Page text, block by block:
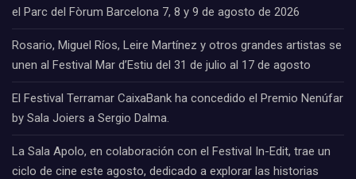
el Parc del Fòrum Barcelona 7, 8 y 9 de agosto de 2026
Rosario, Miguel Ríos, Leire Martínez y otros grandes artistas se
unen al Festival Mar d’Estiu del 31 de julio al 17 de agosto
El Festival Terramar CaixaBank ha concedido el Premio Nenúfar
by Sala Joiers a Sergio Dalma.
La Sala Apolo, en colaboración con el Festival In-Edit, trae un
ciclo de cine este agosto, dedicado a explorar las historias